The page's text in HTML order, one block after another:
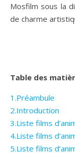
Mosfilm sous la
de charme
Table des
1.Préambule
2.Introduction
3.Liste films
4.Liste films
5.Liste films